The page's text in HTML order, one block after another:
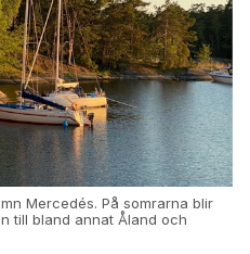
Mercedés. På somrarna blir
till bland annat Åland och